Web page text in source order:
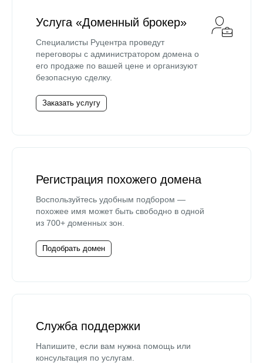
Услуга «Доменный брокер»
Специалисты Руцентра проведут
переговоры с администратором домена о
его продаже по вашей цене и организуют
безопасную сделку.
Заказать услугу
Регистрация похожего домена
Воспользуйтесь удобным подбором —
похожее имя может быть свободно в одной
из 700+ доменных зон.
Подобрать домен
Служба поддержки
Напишите, если вам нужна помощь или
консультация по услугам.